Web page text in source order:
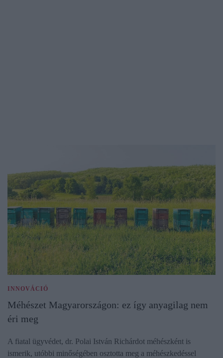
INNOVÁCIÓ
Méhészet Magyarországon: ez így anyagilag nem
éri meg
A fiatal ügyvédet, dr. Polai István Richárdot méhészként is
ismerik, utóbbi minőségében osztotta meg a méhészkedéssel